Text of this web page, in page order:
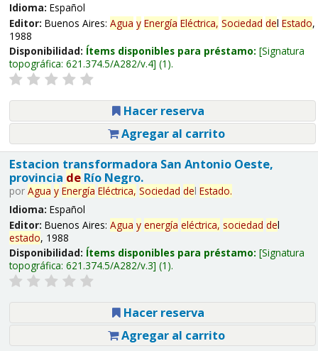
Idioma: Español
Editor: Buenos Aires: Agua y Energía Eléctrica, Sociedad del Estado,
1988
Disponibilidad: Ítems disponibles para préstamo: Signatura
topográfica: 621.374.5/A282/v.4 (1).
Hacer reserva
Agregar al carrito
Estacion transformadora San Antonio Oeste,
provincia deRío Negro.
por Agua y Energía Eléctrica, Sociedad del Estado.
Idioma: Español
Editor: Buenos Aires: Agua y energía eléctrica, sociedad del
estado, 1988
Disponibilidad: Ítems disponibles para préstamo: Signatura
topográfica: 621.374.5/A282/v.3 (1).
Hacer reserva
Agregar al carrito